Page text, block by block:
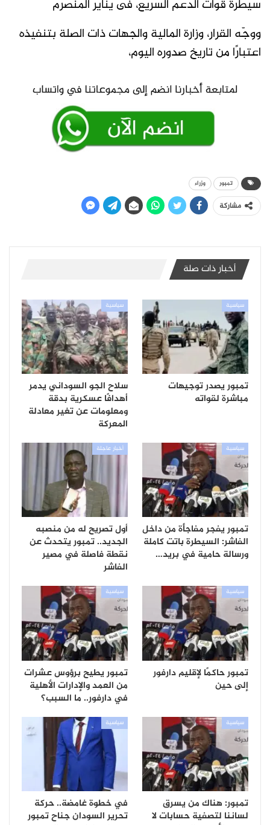
سيطرة قوات الدعم السريع، فى يناير المنصرم
ووجّه القرار، وزارة المالية والجهات ذات الصلة بتنفيذه
اعتبارًا من تاريخ صدوره اليوم،
تمبور وزراء
مشاركة
أخبار ذات صلة
سياسية
تمبور يصدر توجيهات
مباشرة لقواته
سياسية
سلاح الجو السوداني يدمر
أهدافًا عسكرية بدقة
ومعلومات عن تغير معادلة
المعركة
سياسية
تمبور يفجر مفاجأة من داخل
الفاشر: السيطرة باتت كاملة
ورسالة حامية في بريد…
أخبار عاجلة
أول تصريح له من منصبه
الجديد.. تمبور يتحدث عن
نقطة فاصلة في مصير
الفاشر
سياسية
تمبور حاكمًا لإقليم دارفور
إلى حين
سياسية
تمبور يطيح برؤوس عشرات
من العمد والإدارات الأهلية
في دارفور.. ما السبب؟
سياسية
تمبور: هناك من يسرق
لساننا لتصفية حسابات لا
سياسية
في خطوة غامضة.. حركة
تحرير السودان جناح تمبور